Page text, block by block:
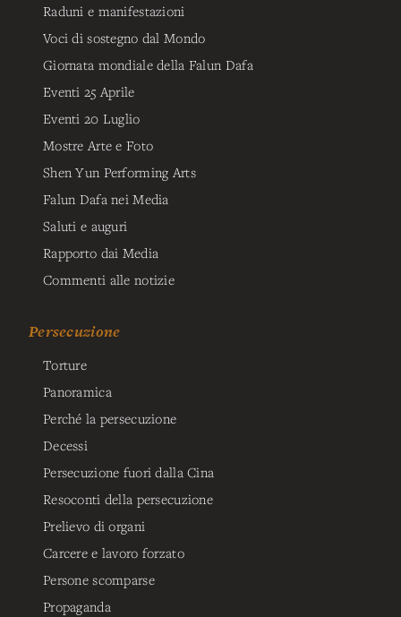
Raduni e manifestazioni
Voci di sostegno dal Mondo
Giornata mondiale della Falun Dafa
Eventi 25 Aprile
Eventi 20 Luglio
Mostre Arte e Foto
Shen Yun Performing Arts
Falun Dafa nei Media
Saluti e auguri
Rapporto dai Media
Commenti alle notizie
Persecuzione
Torture
Panoramica
Perché la persecuzione
Decessi
Persecuzione fuori dalla Cina
Resoconti della persecuzione
Prelievo di organi
Carcere e lavoro forzato
Persone scomparse
Propaganda